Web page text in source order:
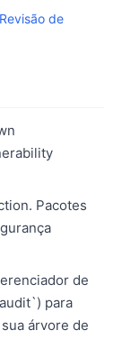
Revisão de
Pacotes
de
para
árvore de